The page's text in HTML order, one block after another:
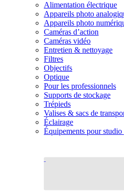
Alimentation électrique
Appareils photo
Appareils photo
Caméras d’action
Caméras vidéo
Entretien & nettoyage
Filtres
Objectifs
Optique
Pour les professionnels
Supports de stockage
Trépieds
Valises & sacs de
Éclairage
Équipements pour studio